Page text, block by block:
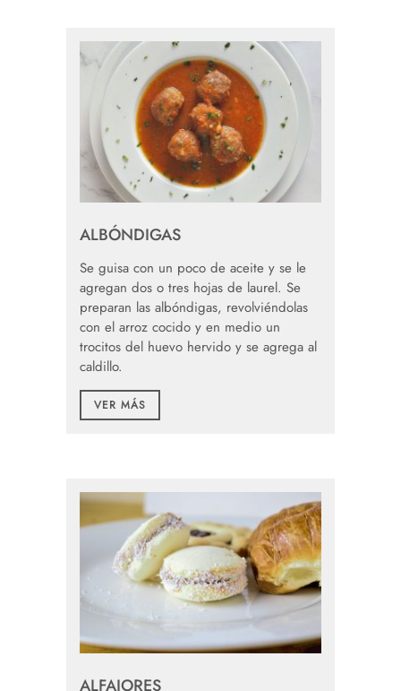
ALBÓNDIGAS
Se guisa con un poco de aceite y se le
agregan dos o tres hojas de laurel. Se
preparan las albóndigas, revolviéndolas
con el arroz cocido y en medio un
trocitos del huevo hervido y se agrega al
caldillo.
VER MÁS
ALFAJORES